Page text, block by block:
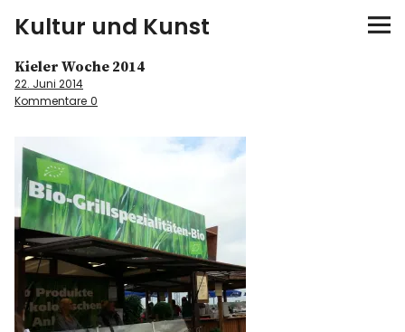
Kultur und Kunst
kultur & kunst
Spiele
Konzerte
Museen bei…
Bloggerreisen
Kieler Woche 2014
22. Juni 2014
Kommentare 0